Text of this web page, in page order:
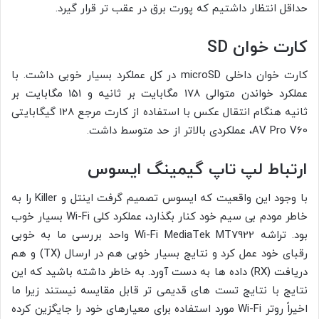
حداقل انتظار داشتیم که پورت برق در عقب تر قرار گیرد.
کارت خوان SD
کارت خوان داخلی microSD در کل عملکرد بسیار خوبی داشت. با
عملکرد خواندن متوالی 178 مگابایت بر ثانیه و 151 مگابایت بر
ثانیه هنگام انتقال عکس با استفاده از کارت مرجع 128 گیگابایتی
AV Pro V60، عملکردی بالاتر از حد متوسط داشت.
ارتباط لپ تاپ گیمینگ ایسوس
با وجود این واقعیت که ایسوس تصمیم گرفت اینتل و Killer را به
خاطر مودم بی سیم خود کنار بگذارد، عملکرد کلی Wi-Fi بسیار خوب
بود. تراشه Wi-Fi MediaTek MT7922 واحد بررسی ما به خوبی
رقبای خود عمل کرد و نتایج بسیار خوبی هم در ارسال (TX) و هم
دریافت (RX) داده ها به دست آورد. به خاطر داشته باشید که این
نتایج با نتایج تست های قدیمی تر قابل مقایسه نیستند زیرا ما
اخیراً روتر Wi-Fi مورد استفاده برای معیارهای خود را جایگزین کرده